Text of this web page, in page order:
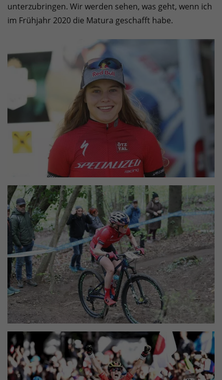
unterzubringen. Wir werden sehen, was geht, wenn ich
im Frühjahr 2020 die Matura geschafft habe.